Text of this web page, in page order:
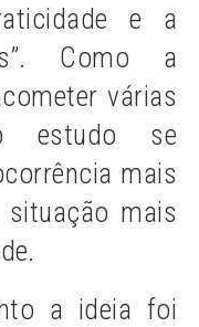
e a
Como a
várias
estudo se
mais
mais
a ideia foi